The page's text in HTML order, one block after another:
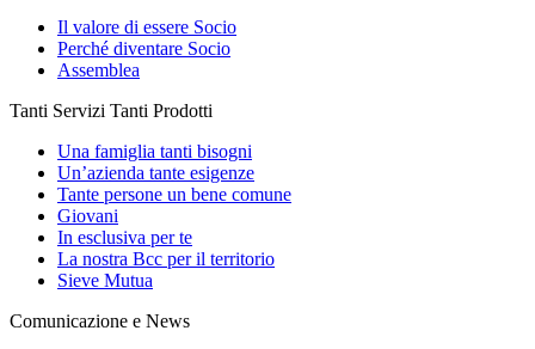
Il valore di essere Socio
Perché diventare Socio
Assemblea
Tanti Servizi Tanti Prodotti
Una famiglia tanti bisogni
Un’azienda tante esigenze
Tante persone un bene comune
Giovani
In esclusiva per te
La nostra Bcc per il territorio
Sieve Mutua
Comunicazione e News